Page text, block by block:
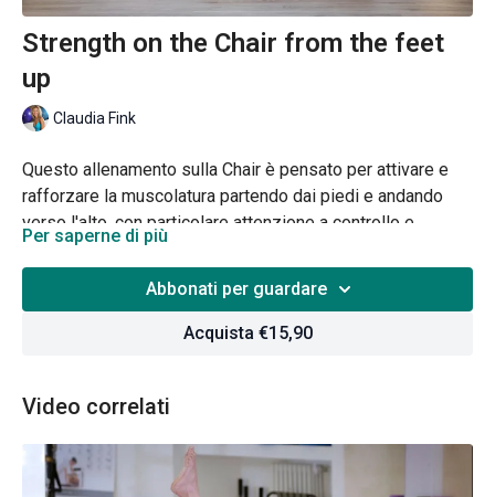
Strength on the Chair from the feet
up
Claudia Fink
Questo allenamento sulla Chair è pensato per attivare e
rafforzare la muscolatura partendo dai piedi e andando
verso l'alto, con particolare attenzione a controllo e
precisione dei movimenti. Una lezione intensa e
funzionale che integra equilibrio, coordinazione e stabilità
generale del corpo.
Per saperne di più
Abbonati per guardare
Acquista €15,90
Video correlati